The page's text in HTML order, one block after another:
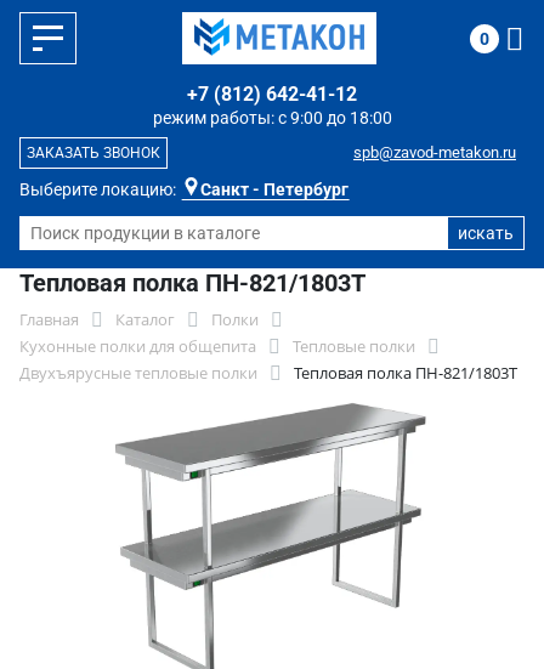
Выберите локацию: Санкт - Петербург
режим работы: с 9:00 до 18:00
+7 (812) 642-41-12
spb@zavod-metakon.ru
ЗАКАЗАТЬ ЗВОНОК
0
Тепловая полка ПН-821/1803Т
Главная Каталог
Полки
Кухонные полки для общепита
Тепловые полки
Двухъярусные тепловые полки
Тепловая полка ПН-821/1803Т